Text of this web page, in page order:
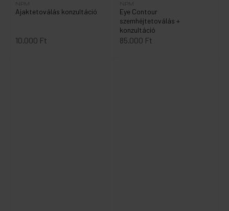
Ajaktetoválás konzultáció
NPM
10.000 Ft
Eye Contour
szemhéjtetoválás +
konzultáció
NPM
85.000 Ft